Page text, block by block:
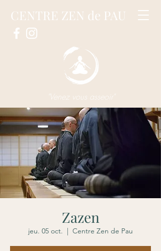
CENTRE ZEN de PAU
"Venez vous asseoir"
Zazen
jeu. 05 oct.
  |
Centre Zen de Pau